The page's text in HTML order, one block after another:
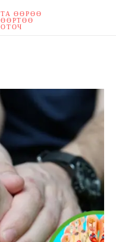
ТА ӨӨРӨӨ
ӨӨРТӨӨ
ОТОЧ